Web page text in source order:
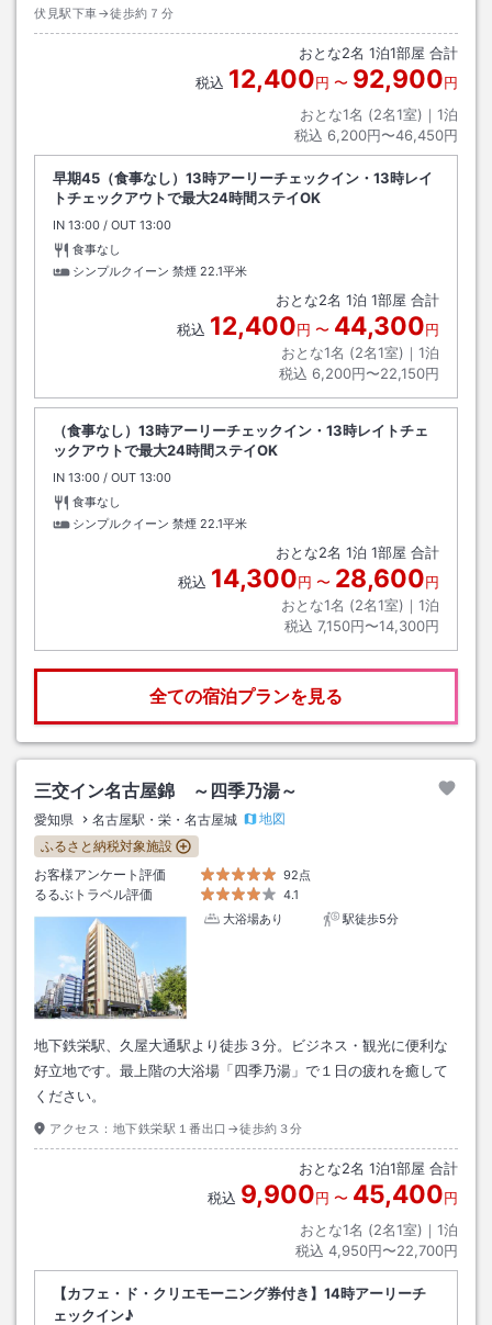
伏見駅下車→徒歩約７分
おとな2名 1泊1部屋 合計
税込 12,400円 〜 92,900円
おとな1名 (2名1室)｜ 1泊
税込 6,200円〜46,450円
早期45（食事なし）13時アーリーチェックイン・13時レイ
トチェックアウトで最大24時間ステイOK
IN チェックイン
13:00 / OUT チェックアウト
13:00
食事なし
シンプルクイーン 禁煙 22.1平米
おとな2名 1泊 1部屋 合計
税込 12,400円 〜 44,300円
おとな1名 (2名1室)｜ 1泊
税込 6,200円〜22,150円
（食事なし）13時アーリーチェックイン・13時レイトチェ
ックアウトで最大24時間ステイOK
IN チェックイン
13:00 / OUT チェックアウト
13:00
食事なし
シンプルクイーン 禁煙 22.1平米
おとな2名 1泊 1部屋 合計
税込 14,300円 〜 28,600円
おとな1名 (2名1室)｜ 1泊
税込 7,150円〜14,300円
全ての宿泊プランを見る
三交イン名古屋錦 ～四季乃湯～
愛知県 名古屋駅・栄・名古屋城
地図
ふるさと納税対象施設
お客様アンケート評価
92点
るるぶトラベル評価
4.1
大浴場あり
駅徒歩5分
地下鉄栄駅、久屋大通駅より徒歩３分。ビジネス・観光に便利な
好立地です。最上階の大浴場「四季乃湯」で１日の疲れを癒して
ください。
アクセス： 地下鉄栄駅１番出口→徒歩約３分
おとな2名 1泊1部屋 合計
税込 9,900円 〜 45,400円
おとな1名 (2名1室)｜ 1泊
税込 4,950円〜22,700円
【カフェ・ド・クリエモーニング券付き】14時アーリーチ
ェックイン♪